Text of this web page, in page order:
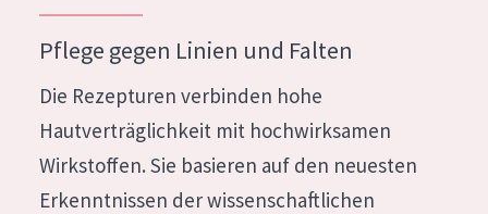
PRODUKTTYP
Feuchtigkeit und Ausstrahlung
Faltenreduzierung
Hautregeneration
French
German
Greek
Pflege gegen Linien und Falten
Die Rezepturen verbinden hohe
Hautverträglichkeit mit hochwirksamen
Wirkstoffen. Sie basieren auf den neuesten
Erkenntnissen der wissenschaftlichen